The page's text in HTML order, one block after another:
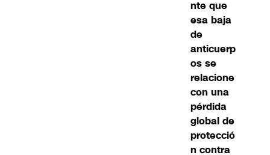
nte que
esa baja
de
anticuerp
os se
relacione
con una
pérdida
global de
protecció
n contra